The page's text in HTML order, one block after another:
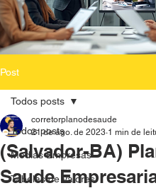
Post
Todos posts
Medias Empresas
Tabelas de Valores
Todos posts
(Salvador-BA)
Saude
corretorplanodesaude
21 de ago. de 2023 1 min de